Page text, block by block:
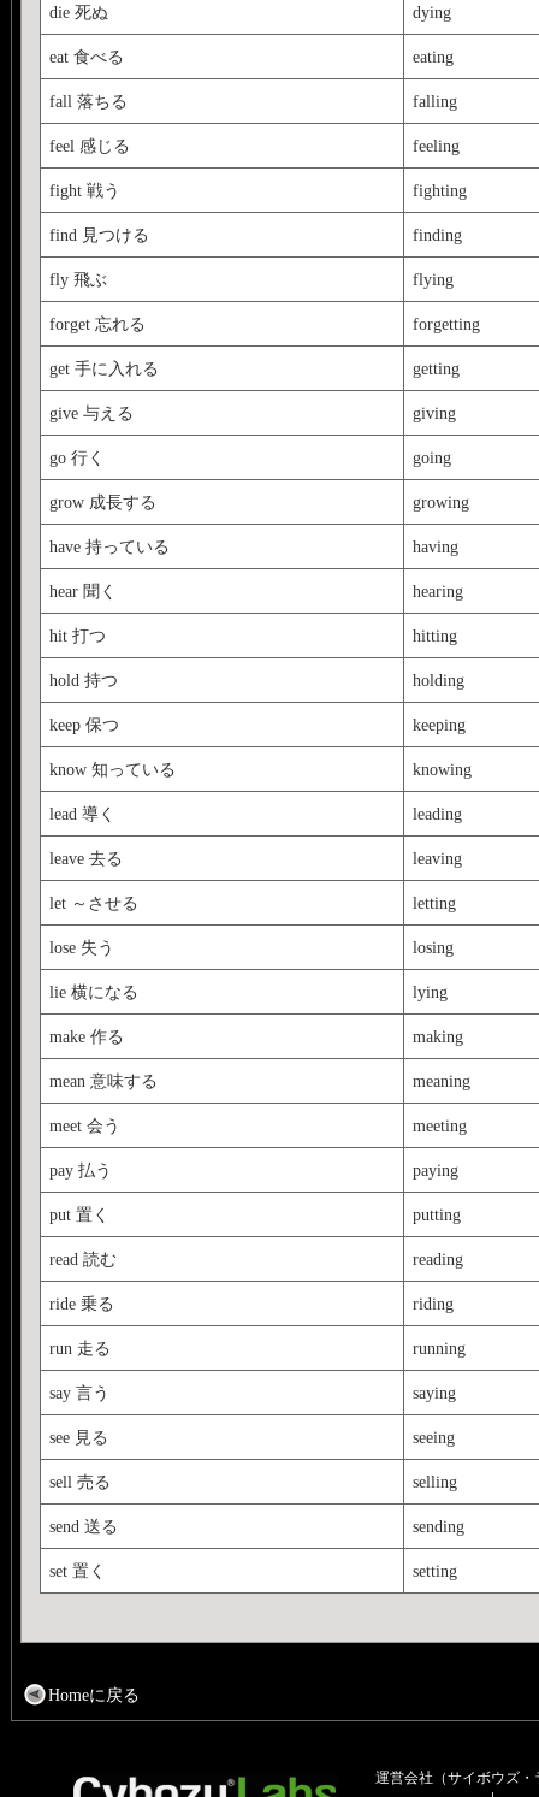
die 死ぬ dying
eat 食べる eating
fall 落ちる falling
feel 感じる feeling
fight 戦う fighting
find 見つける finding
fly 飛ぶ flying
forget 忘れる forgetting
get 手に入れる getting
give 与える giving
go 行く going
grow 成長する growing
have 持っている having
hear 聞く hearing
hit 打つ hitting
hold 持つ holding
keep 保つ keeping
know 知っている knowing
lead 導く leading
leave 去る leaving
let ～させる letting
lose 失う losing
lie 横になる lying
make 作る making
mean 意味する meaning
meet 会う meeting
pay 払う paying
put 置く putting
read 読む reading
ride 乗る riding
run 走る running
say 言う saying
see 見る seeing
sell 売る selling
send 送る sending
set 置く setting
Homeに戻る
運営会社（サイボウズ・